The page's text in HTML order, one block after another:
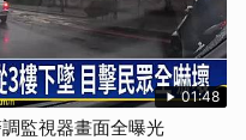
01:48
監視器畫面全曝光